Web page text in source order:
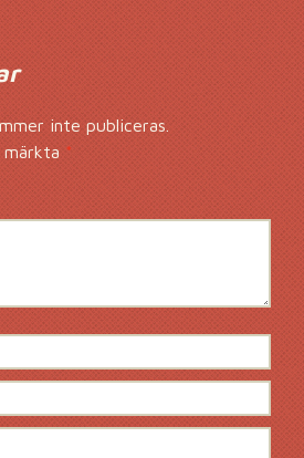
inte publiceras.
märkta *